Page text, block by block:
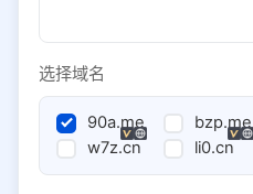
选择域名
90a.me bzp.me
w7z.cn
li0.cn